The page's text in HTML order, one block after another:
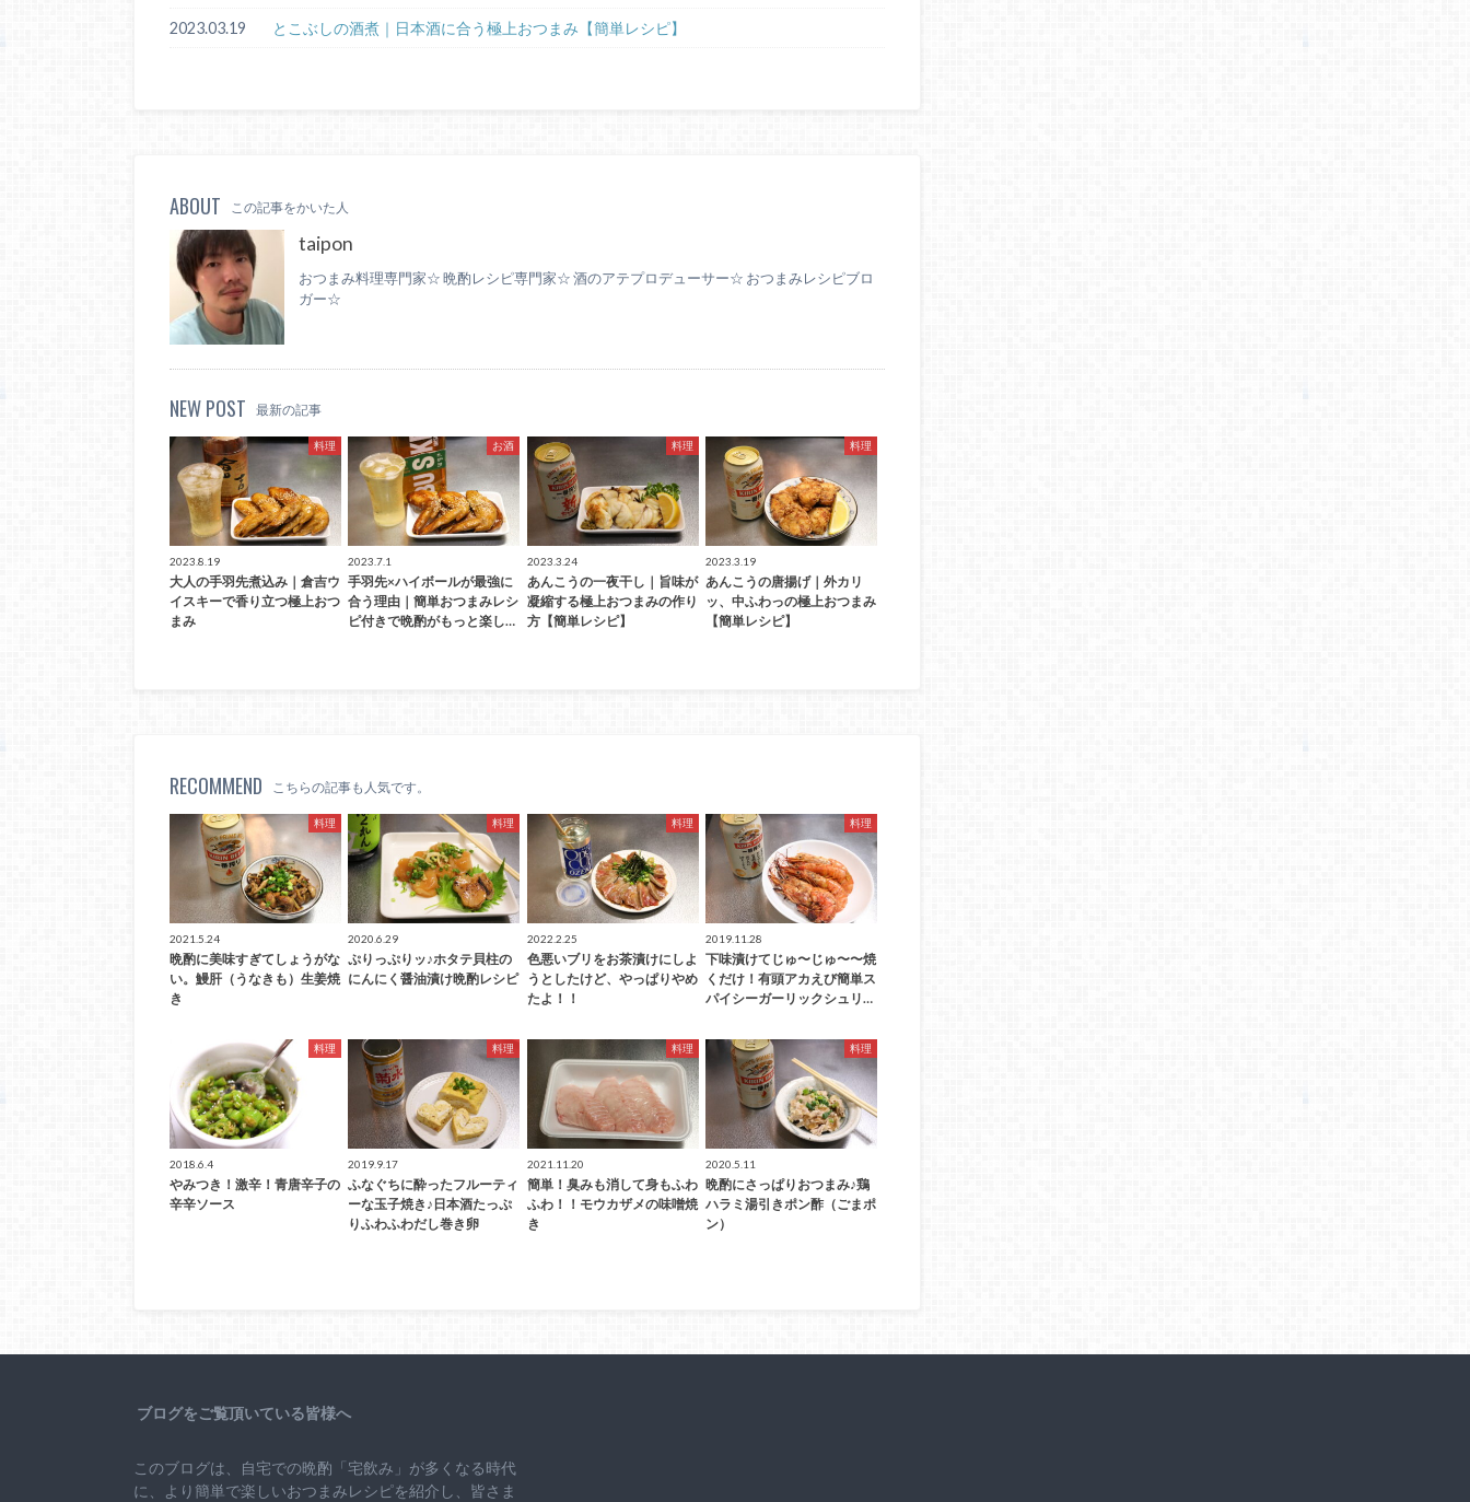
2023.03.19 とこぶしの酒煮｜日本酒に合う極上おつまみ【簡単レシピ】
ABOUT この記事をかいた人
taipon
おつまみ料理専門家☆ 晩酌レシピ専門家☆ 酒のアテプロデューサー☆ おつまみレシピブロ
ガー☆
NEW POST 最新の記事
料理
2023.8.19
大人の手羽先煮込み｜倉吉ウ
イスキーで香り立つ極上おつ
まみ
お酒
2023.7.1
手羽先×ハイボールが最強に
合う理由｜簡単おつまみレシ
ピ付きで晩酌がもっと楽し…
料理
2023.3.24
あんこうの一夜干し｜旨味が
凝縮する極上おつまみの作り
方【簡単レシピ】
料理
2023.3.19
あんこうの唐揚げ｜外カリ
ッ、中ふわっの極上おつまみ
【簡単レシピ】
RECOMMEND こちらの記事も人気です。
料理
2021.5.24
晩酌に美味すぎてしょうがな
い。鰻肝（うなきも）生姜焼
き
料理
2020.6.29
ぷりっぷりッ♪ホタテ貝柱の
にんにく醤油漬け晩酌レシピ
料理
2022.2.25
色悪いブリをお茶漬けにしよ
うとしたけど、やっぱりやめ
たよ！！
料理
2019.11.28
下味漬けてじゅ〜じゅ〜〜焼
くだけ！有頭アカえび簡単ス
パイシーガーリックシュリ…
料理
2018.6.4
やみつき！激辛！青唐辛子の
辛辛ソース
料理
2019.9.17
ふなぐちに酔ったフルーティ
ーな玉子焼き♪日本酒たっぷ
りふわふわだし巻き卵
料理
2021.11.20
簡単！臭みも消して身もふわ
ふわ！！モウカザメの味噌焼
き
料理
2020.5.11
晩酌にさっぱりおつまみ♪鶏
ハラミ湯引きポン酢（ごまポ
ン）
ブログをご覧頂いている皆様へ
このブログは、自宅での晩酌「宅飲み」が多くなる時代
に、より簡単で楽しいおつまみレシピを紹介し、皆さま